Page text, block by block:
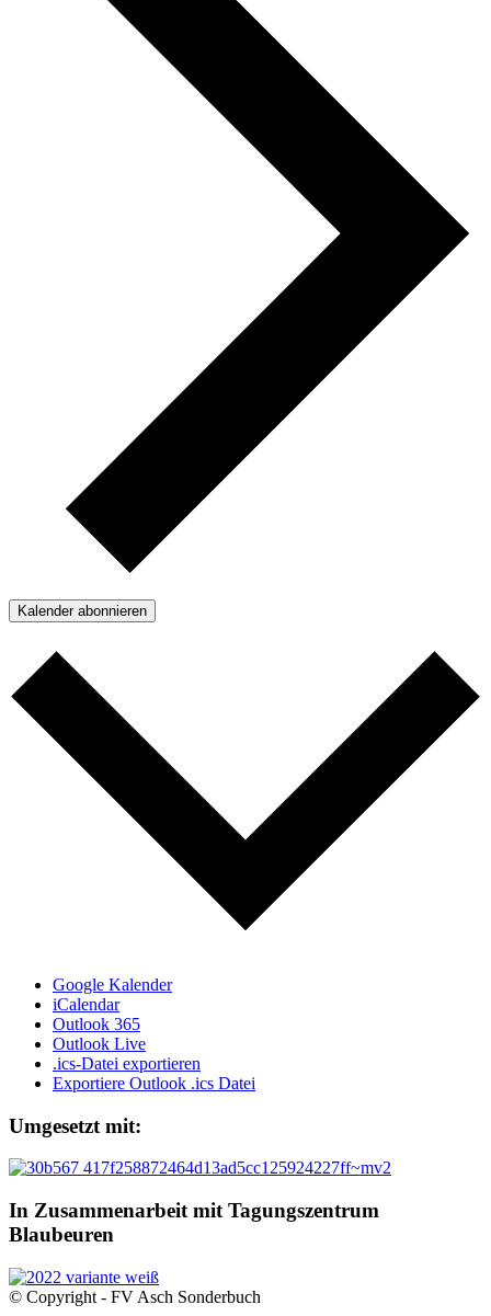
Kalender abonnieren
Google Kalender
iCalendar
Outlook 365
Outlook Live
.ics-Datei exportieren
Exportiere Outlook .ics Datei
Umgesetzt mit:
In Zusammenarbeit mit Tagungszentrum
Blaubeuren
© Copyright - FV Asch Sonderbuch